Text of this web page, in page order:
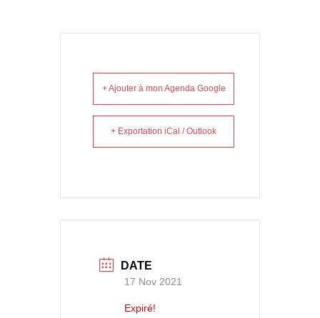
+ Ajouter à mon Agenda Google
+ Exportation iCal / Outlook
DATE
17 Nov 2021
Expiré!